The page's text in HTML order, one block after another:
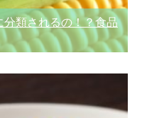
分類されるの！？食品